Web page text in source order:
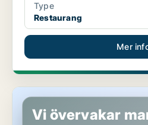
Type
Restaurang
Mer
Restaurang i Fagersta
Vi övervakar